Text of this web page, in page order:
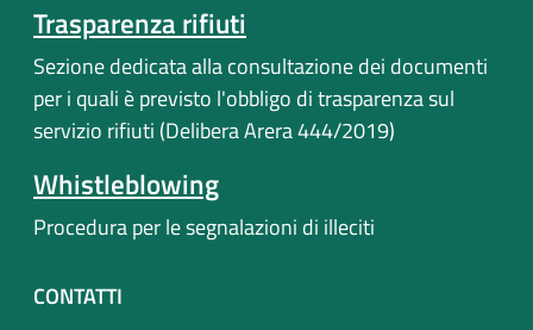
Trasparenza rifiuti
Sezione dedicata alla consultazione dei documenti
per i quali è previsto l'obbligo di trasparenza sul
servizio rifiuti (Delibera Arera 444/2019)
Whistleblowing
Procedura per le segnalazioni di illeciti
CONTATTI